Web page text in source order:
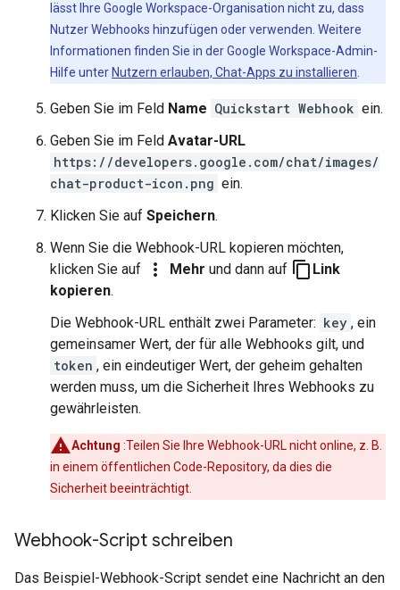
lässt Ihre Google Workspace-Organisation nicht zu, dass
Nutzer Webhooks hinzufügen oder verwenden. Weitere
Informationen finden Sie in der Google Workspace-Admin-
Hilfe unter Nutzern erlauben, Chat-Apps zu installieren.
Geben Sie im Feld Name Quickstart Webhook ein.
Geben Sie im Feld Avatar-URL
https://developers.google.com/chat/images/
chat-product-icon.png ein.
Klicken Sie auf Speichern.
Wenn Sie die Webhook-URL kopieren möchten,
klicken Sie auf
more_vert Mehr und dann auf content_copy Link
kopieren.
Die Webhook-URL enthält zwei Parameter: key , ein
gemeinsamer Wert, der für alle Webhooks gilt, und
token , ein eindeutiger Wert, der geheim gehalten
werden muss, um die Sicherheit Ihres Webhooks zu
gewährleisten.
Achtung :Teilen Sie Ihre Webhook-URL nicht online, z. B.
in einem öffentlichen Code-Repository, da dies die
Sicherheit beeinträchtigt.
Webhook-Script schreiben
Das Beispiel-Webhook-Script sendet eine Nachricht an den